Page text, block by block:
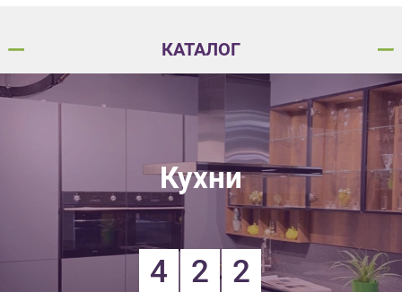
КАТАЛОГ
Кухни
4 2 2